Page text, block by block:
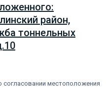
район,
тоннельных
согласовании местоположения